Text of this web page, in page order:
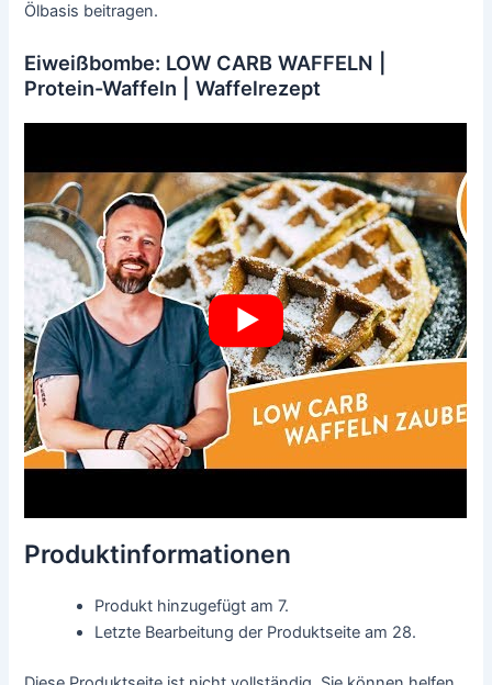
Ölbasis beitragen.
Eiweißbombe: LOW CARB WAFFELN |
Protein-Waffeln | Waffelrezept
Produktinformationen
Produkt hinzugefügt am 7.
Letzte Bearbeitung der Produktseite am 28.